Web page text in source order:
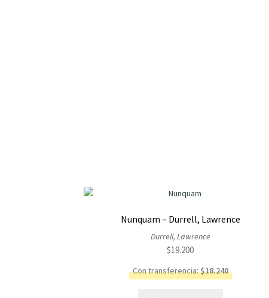
Nunquam – Durrell, Lawrence
Durrell, Lawrence
$19.200
Con transferencia:$18.240